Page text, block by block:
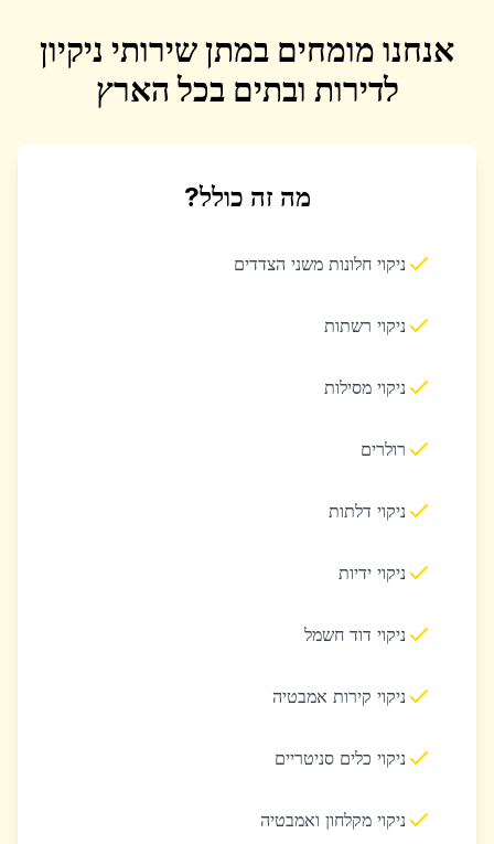
אנחנו מומחים במתן שירותי ניקיון
לדירות ובתים בכל הארץ
מה זה כולל?
ניקוי חלונות משני הצדדים
ניקוי רשתות
ניקוי מסילות
רולרים
ניקוי דלתות
ניקוי ידיות
ניקוי דוד חשמל
ניקוי קירות אמבטיה
ניקוי כלים סניטריים
ניקוי מקלחון ואמבטיה